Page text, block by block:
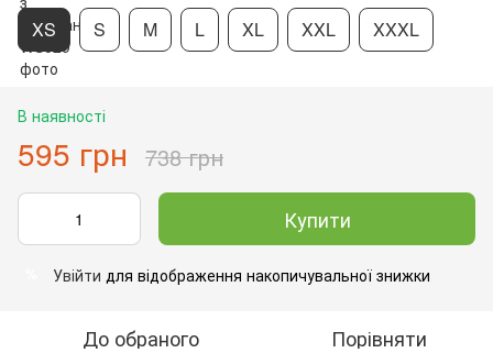
XS S M L XL XXL XXXL
В наявності
595 грн 738 грн
Купити
Увійти для відображення накопичувальної знижки
До обраного Порівняти